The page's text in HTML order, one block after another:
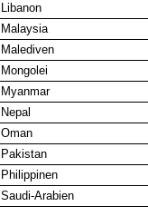
Libanon
Malaysia
Malediven
Mongolei
Myanmar
Nepal
Oman
Pakistan
Philippinen
Saudi-Arabien